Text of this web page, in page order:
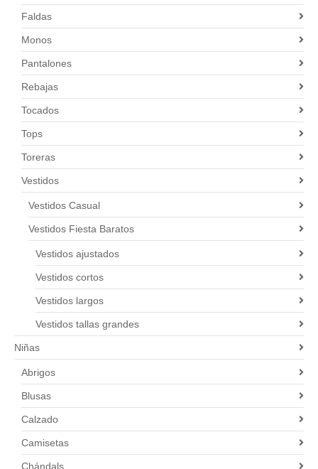
Faldas
Monos
Pantalones
Rebajas
Tocados
Tops
Toreras
Vestidos
Vestidos Casual
Vestidos Fiesta Baratos
Vestidos ajustados
Vestidos cortos
Vestidos largos
Vestidos tallas grandes
Niñas
Abrigos
Blusas
Calzado
Camisetas
Chándals